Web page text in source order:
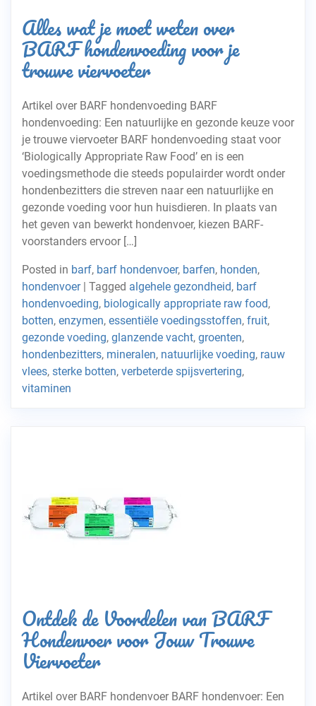
Alles wat je moet weten over
BARF hondenvoeding voor je
trouwe viervoeter
Artikel over BARF hondenvoeding BARF
hondenvoeding: Een natuurlijke en gezonde keuze voor
je trouwe viervoeter BARF hondenvoeding staat voor
‘Biologically Appropriate Raw Food’ en is een
voedingsmethode die steeds populairder wordt onder
hondenbezitters die streven naar een natuurlijke en
gezonde voeding voor hun huisdieren. In plaats van
het geven van bewerkt hondenvoer, kiezen BARF-
voorstanders ervoor […]
Posted in barf, barf hondenvoer, barfen, honden,
hondenvoer| Tagged algehele gezondheid, barf
hondenvoeding, biologically appropriate raw food,
botten, enzymen, essentiële voedingsstoffen, fruit,
gezonde voeding, glanzende vacht, groenten,
hondenbezitters, mineralen, natuurlijke voeding, rauw
vlees, sterke botten, verbeterde spijsvertering,
vitaminen
Ontdek de Voordelen van BARF
Hondenvoer voor Jouw Trouwe
Viervoeter
Artikel over BARF hondenvoer BARF hondenvoer: Een